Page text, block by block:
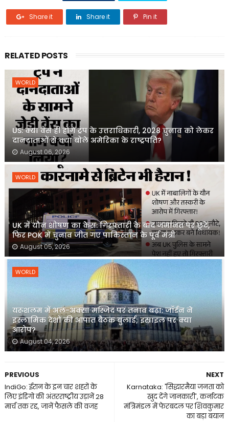
Share it Share it Pin it
RELATED POSTS
WORLD
US: क्या वेंस ही होंगे ट्रंप के उत्तराधिकारी, 2028 चुनाव को लेकर
दानदाताओं से क्या बोले अमेरिका के राष्ट्रपति?
August 06, 2026
WORLD
UK में यौन शोषण का केस: गिरफ्तारी के बाद जमानत पर छूटे,
फिर POK में चुनाव जीत गए पाकिस्तान के पूर्व मंत्री
August 05, 2026
WORLD
यरूशलम में अल-अक्सा मस्जिद पर तनाव बढ़ा: जॉर्डन ने
इस्लामिक देशों की आपात बैठक बुलाई; इस्राइल पर क्या
आरोप?
August 04, 2026
NEXT
Karnataka: 'सिद्धारमैया जनता को
खुद देंगे जानकारी', कर्नाटक
मंत्रिमंडल में फेरबदल पर शिवकुमार
का बड़ा बयान
PREVIOUS
IndiGo: ईरान के इन चार शहरों के
लिए इंडिगो की अंतरराष्ट्रीय उड़ानें 28
मार्च तक रद्द, जानें फैसले की वजह